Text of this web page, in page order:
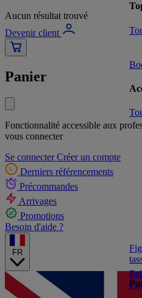
Aucun résultat trouvé
Devenir client
Panier
Fonctionnalité accessible aux
vous connecter
Se connecter Créer un compte
Derniers référencements
Précommandes
Arrivages
Promotions
Besoin d'aide ?
FR